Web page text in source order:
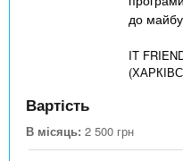
до
IT
Вартість
В місяць: 2 500 грн